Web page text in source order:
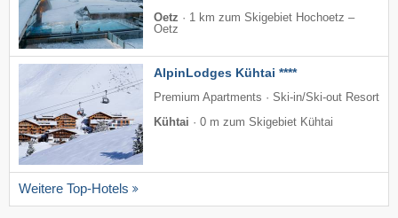
Oetz · 1 km zum Skigebiet Hochoetz –
Oetz
AlpinLodges Kühtai ****
Premium Apartments · Ski-in/Ski-out Resort
Kühtai · 0 m zum Skigebiet Kühtai
Weitere Top-Hotels